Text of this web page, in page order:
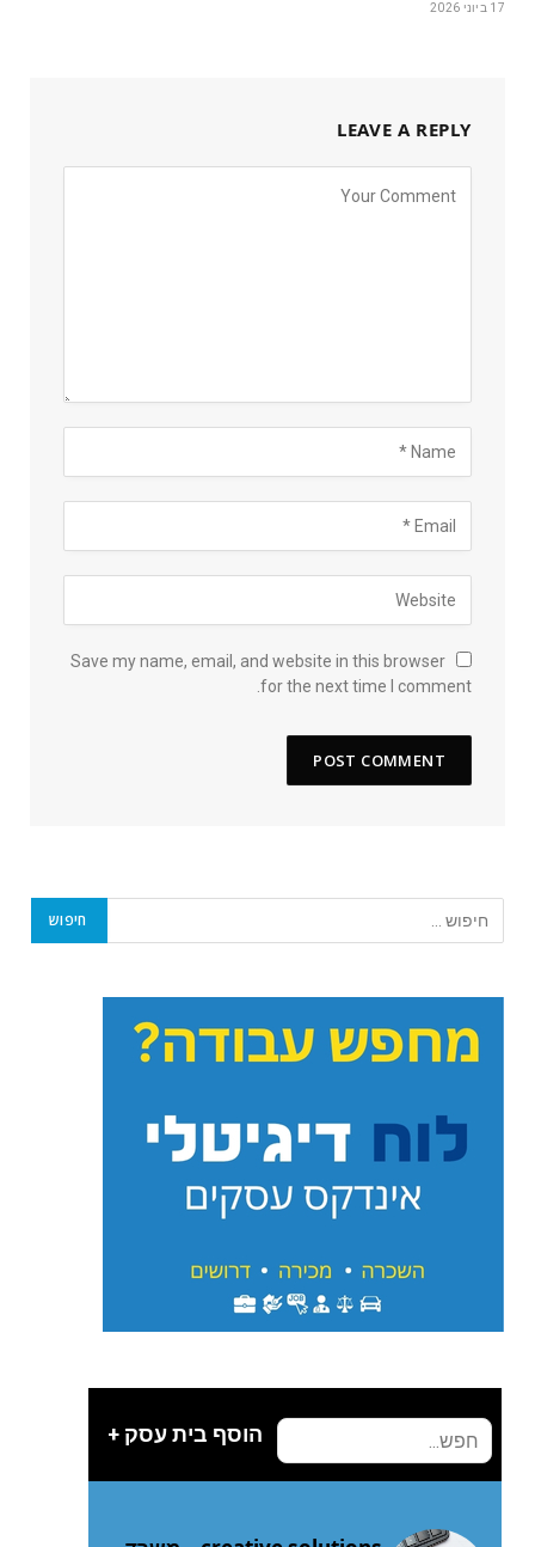
17 ביוני 2026
LEAVE A REPLY
Save my name, email, and website in this browser
for the next time I comment.
הוסף בית עסק +